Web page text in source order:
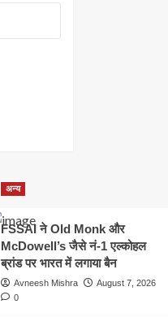
अन्य
FSSAI ने Old Monk और
McDowell’s जैसे नं-1 एल्कोहल
ब्रांड पर भारत में लगाया बैन
Avneesh Mishra
August 7, 2026
0